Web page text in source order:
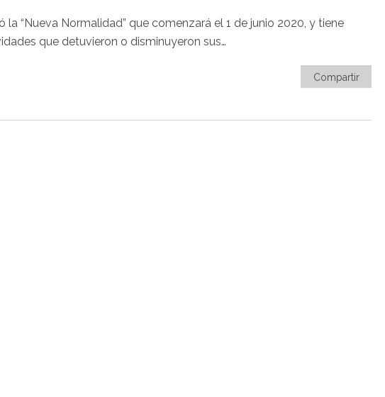
“Nueva Normalidad” que comenzará el 1 de junio 2020, y tiene
que detuvieron o disminuyeron sus…
Compartir